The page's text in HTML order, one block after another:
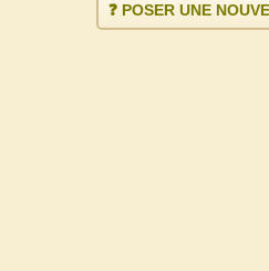
❓ POSER UNE